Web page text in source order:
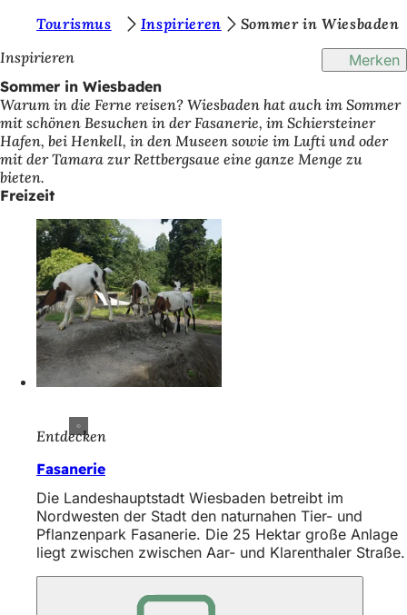
Inhalt anspringen
i
e
b
e
f
i
Tourismus Inspirieren
Sommer in Wiesbaden
Inspirieren
Merken
Sommer in Wiesbaden
Warum in die Ferne reisen? Wiesbaden hat auch im Sommer
mit schönen Besuchen in der Fasanerie, im Schiersteiner
Hafen, bei Henkell, in den Museen sowie im Lufti und oder
mit der Tamara zur Rettbergsaue eine ganze Menge zu
bieten.
Freizeit
Entdecken
Fasanerie
Die Landeshauptstadt Wiesbaden betreibt im
Nordwesten der Stadt den naturnahen Tier- und
Pflanzenpark Fasanerie. Die 25 Hektar große Anlage
liegt zwischen zwischen Aar- und Klarenthaler Straße.